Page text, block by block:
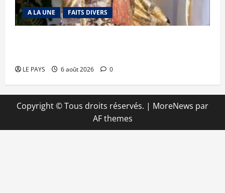
A LA UNE FAITS DIVERS
LE PAYS 6 août 2026 0
Copyright © Tous droits réservés. | MoreNews par
AF themes